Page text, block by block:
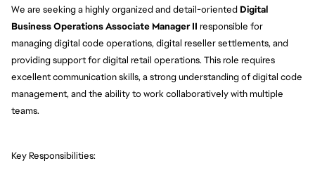
We are seeking a highly organized and detail-oriented Digital
Business Operations Associate Manager II responsible for
managing digital code operations, digital reseller settlements, and
providing support for digital retail operations. This role requires
excellent communication skills, a strong understanding of digital code
management, and the ability to work collaboratively with multiple
teams.
Key Responsibilities: